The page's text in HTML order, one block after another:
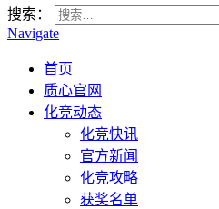
搜索：
Navigate
首页
质心官网
化竞动态
化竞快讯
官方新闻
化竞攻略
获奖名单